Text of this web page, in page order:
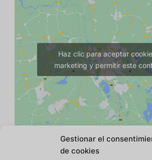
Gestionar el
de cookies
Haz clic para aceptar
marketing y permitir este